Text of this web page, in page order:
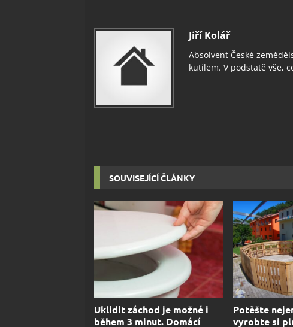
Jiří Kolář
Absolvent České
kutilem. V podstatě vše,
SOUVISEJÍCÍ ČLÁNKY
Uklidit záchod je možné i
během 3 minut. Domácí
Potěšte
vyrobte si